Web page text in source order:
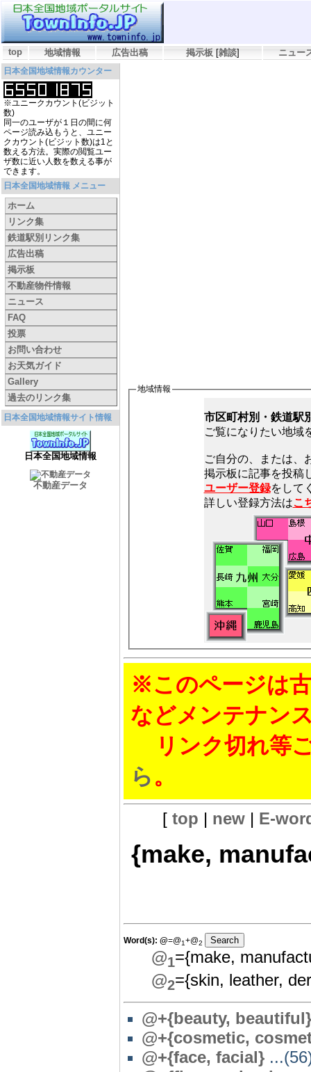
top 地域情報 広告出稿 掲示板 [雑談] ニュー
日本全国地域情報カウンター
※ユニークカウント(ビジット
数)
同一のユーザが１日の間に何
ページ読み込もうと、ユニー
クカウント(ビジット数)は1と
数える方法。実際の閲覧ユー
ザ数に近い人数を数える事が
できます。
日本全国地域情報 メニュー
ホーム
リンク集
鉄道駅別リンク集
広告出稿
掲示板
不動産物件情報
ニュース
FAQ
投票
お問い合わせ
お天気ガイド
Gallery
過去のリンク集
日本全国地域情報サイト情報
日本全国地域情報
不動産データ
地域情報
市区町村別・鉄道駅
ご覧になりたい地域
ご自分の、または、
ユーザー登録をして
詳しい登録方法はこ
※このページは
などメンテナン
リンク切れ等
ら。
[ top | new| E-
{make,
Word(s): @=@1+@2
@1={make,
@2={skin, leather,
@+{beauty, beautiful}
@+{cosmetic,
@+{face, facial}